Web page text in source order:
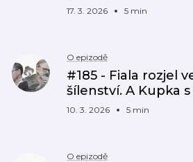
17. 3. 2026 5 min
O epizodě
#185 - Fiala rozjel
šílenství. A Kupka
10. 3. 2026 5 min
O epizodě